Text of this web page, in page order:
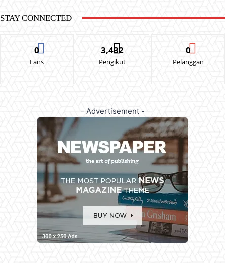
STAY CONNECTED
0
Fans
3,432
Pengikut
0
Pelanggan
- Advertisement -